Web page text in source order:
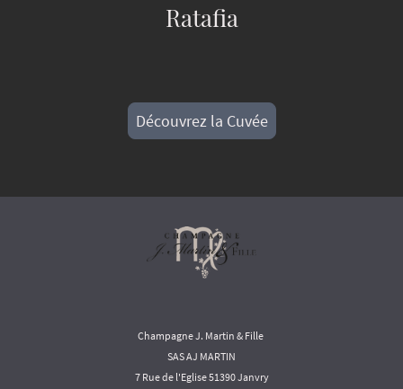
Ratafia
Découvrez la Cuvée
Champagne J. Martin & Fille
SAS AJ MARTIN
7 Rue de l'Eglise 51390 Janvry